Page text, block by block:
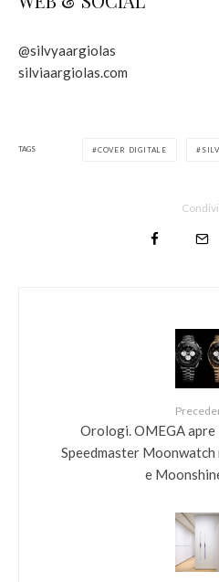
@silvyaargiolas
silviaargiolas.com
TAGS COVER DIGITALE
Orologi. OMEGA
Speedmaster
e